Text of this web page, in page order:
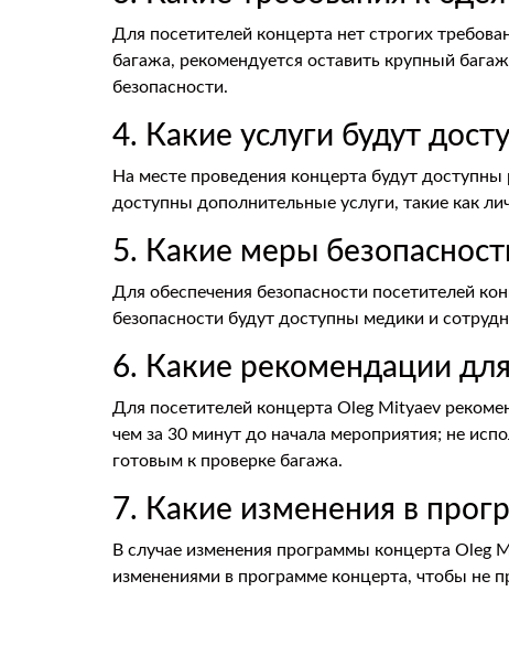
Для посетителей концерта нет строгих
багажа, рекомендуется оставить крупный
безопасности.
4. Какие услуги будут
На месте проведения концерта будут
доступны дополнительные услуги, такие как
5. Какие меры
Для обеспечения безопасности посетителей
безопасности будут доступны медики и
6. Какие рекомендации
Для посетителей концерта Оleg Mityaev
чем за 30 минут до начала мероприятия; не
готовым к проверке багажа.
7. Какие изменения в
В случае изменения программы концерта Оleg
изменениями в программе концерта, чтобы не